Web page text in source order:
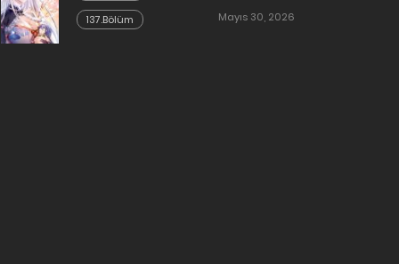
137.Bölüm Mayıs 30, 2026